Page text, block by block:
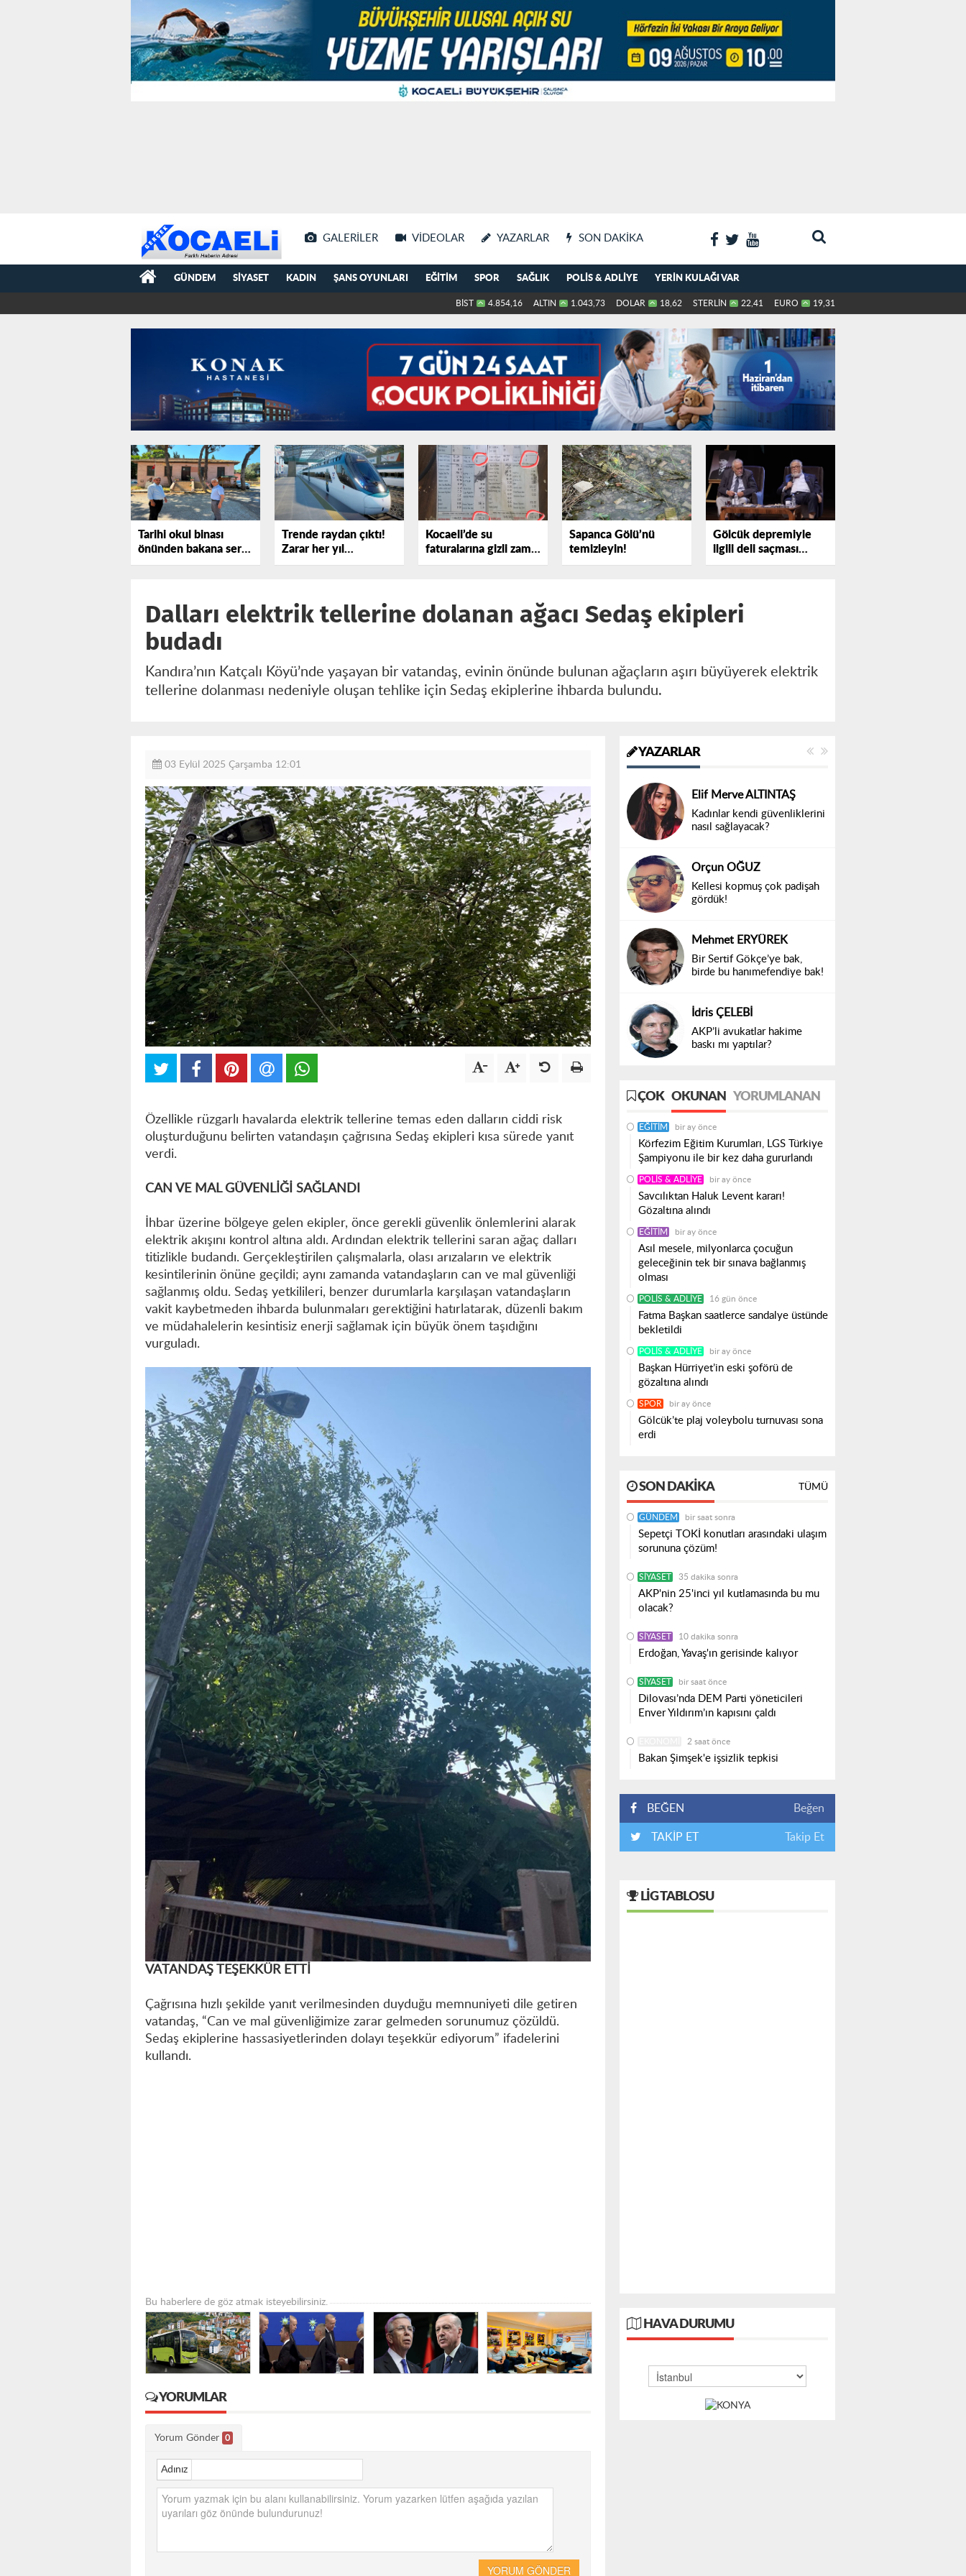
GALERILER VIDEOLAR YAZARLAR SON DAKIKA
GÜNDEM SIYASET KADIN ŞANS OYUNLARI EĞITIM SPOR SAĞLIK POLIS & ADLIYE YERIN KULAĞI VAR
BİST 4.854,16 ALTIN 1.043,73 DOLAR 18,62 STERLİN 22,41 EURO 19,31
Tarihi okul binası
önünden bakana sert
tepki gösterdi!
Trende raydan çıktı!
Zarar her yıl
katlanıyor
Kocaeli’de su
faturalarına gizli zam
iddiası
Sapanca Gölü’nü
temizleyin!
Gölcük depremiyle
ilgili deli saçması
sözler profesörü
Dalları elektrik tellerine dolanan ağacı Sedaş ekipleri
budadı
Kandıra’nın Katçalı Köyü’nde yaşayan bir vatandaş, evinin önünde bulunan ağaçların aşırı büyüyerek elektrik
tellerine dolanması nedeniyle oluşan tehlike için Sedaş ekiplerine ihbarda bulundu.
03 Eylül 2025 Çarşamba 12:01
Özellikle rüzgarlı havalarda elektrik tellerine temas eden dalların ciddi risk
oluşturduğunu belirten vatandaşın çağrısına Sedaş ekipleri kısa sürede yanıt
verdi.
CAN VE MAL GÜVENLİĞİ SAĞLANDI
İhbar üzerine bölgeye gelen ekipler, önce gerekli güvenlik önlemlerini alarak
elektrik akışını kontrol altına aldı. Ardından elektrik tellerini saran ağaç dalları
titizlikle budandı. Gerçekleştirilen çalışmalarla, olası arızaların ve elektrik
kesintilerinin önüne geçildi; aynı zamanda vatandaşların can ve mal güvenliği
sağlanmış oldu. Sedaş yetkilileri, benzer durumlarla karşılaşan vatandaşların
vakit kaybetmeden ihbarda bulunmaları gerektiğini hatırlatarak, düzenli bakım
ve müdahalelerin kesintisiz enerji sağlamak için büyük önem taşıdığını
vurguladı.
VATANDAŞ TEŞEKKÜR ETTİ
Çağrısına hızlı şekilde yanıt verilmesinden duyduğu memnuniyeti dile getiren
vatandaş, “Can ve mal güvenliğimize zarar gelmeden sorunumuz çözüldü.
Sedaş ekiplerine hassasiyetlerinden dolayı teşekkür ediyorum” ifadelerini
kullandı.
Bu haberlere de göz atmak isteyebilirsiniz.
YORUMLAR
Yorum Gönder 0
Adınız
YORUM GÖNDER
YAZARLAR
Elif Merve ALTINTAŞ
Kadınlar kendi güvenliklerini
nasıl sağlayacak?
Orçun OĞUZ
Kellesi kopmuş çok padişah
gördük!
Mehmet ERYÜREK
Bir Sertif Gökçe’ye bak,
birde bu hanımefendiye bak!
İdris ÇELEBİ
AKP’li avukatlar hakime
baskı mı yaptılar?
ÇOK OKUNAN YORUMLANAN
EĞITIM bir ay önce
Körfezim Eğitim Kurumları, LGS Türkiye
Şampiyonu ile bir kez daha gururlandı
POLIS & ADLIYE bir ay önce
Savcılıktan Haluk Levent kararı!
Gözaltına alındı
EĞITIM bir ay önce
Asıl mesele, milyonlarca çocuğun
geleceğinin tek bir sınava bağlanmış
olması
POLIS & ADLIYE 16 gün önce
Fatma Başkan saatlerce sandalye üstünde
bekletildi
POLIS & ADLIYE bir ay önce
Başkan Hürriyet’in eski şoförü de
gözaltına alındı
SPOR bir ay önce
Gölcük’te plaj voleybolu turnuvası sona
erdi
SON DAKIKA TÜMÜ
GÜNDEM bir saat sonra
Sepetçi TOKİ konutları arasındaki ulaşım
sorununa çözüm!
SIYASET 35 dakika sonra
AKP'nin 25'inci yıl kutlamasında bu mu
olacak?
SIYASET 10 dakika sonra
Erdoğan, Yavaş'ın gerisinde kalıyor
SIYASET bir saat önce
Dilovası’nda DEM Parti yöneticileri
Enver Yıldırım’ın kapısını çaldı
2 saat önce
Bakan Şimşek'e işsizlik tepkisi
BEĞEN Beğen
TAKİP ET Takip Et
LIG TABLOSU
HAVA DURUMU